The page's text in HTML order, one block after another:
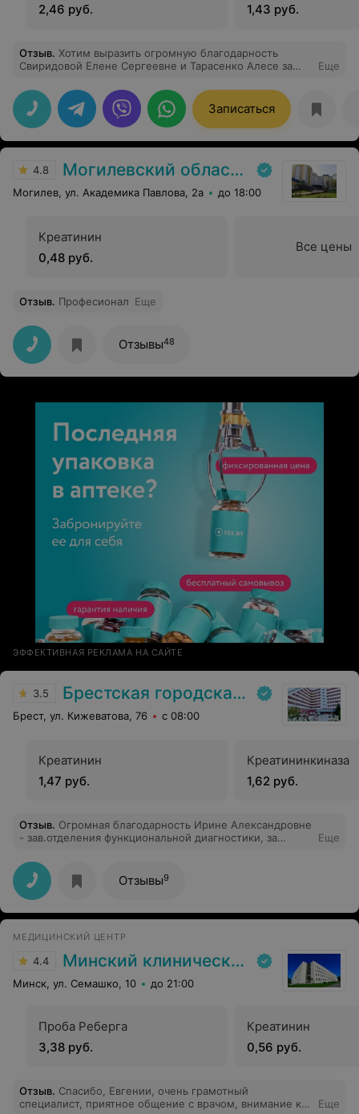
пожелать процветания!!!
2,46 руб. 1,43 руб.
Отзыв. Хотим выразить огромную благодарность
Свиридовой Елене Сергеевне и Тарасенко Алесе за
истерики боялась делать анестезию. Но Елена
Сергеевна смогла сделать невозможное! Дочка после
этого сказала (было то совсем не больно), что доктору
можно вручить Оскар!) Огромное спасибо, вы лучшие!
Еще
Записаться
4.8 Могилевский областной онкологический диспансер
Могилев, ул. Академика Павлова, 2а до 18:00
Креатинин
0,48 руб.
Все цены
Отзыв. Професионал Еще
Отзывы48
ЭФФЕКТИВНАЯ РЕКЛАМА НА САЙТЕ
3.5 Брестская городская больница № 1
Брест, ул. Кижеватова, 76 с 08:00
Креатинин
1,47 руб.
Креатининкиназа
1,62 руб.
Отзыв. Огромная благодарность Ирине Александровне
- зав.отделения функциональной диагностики, за
разъяснение процедуры и её результатов. В абсолютно
позитивной атмосфере. Спасибо и успехов по жизни
Вам, Ирина Александровна.
Еще
Отзывы9
МЕДИЦИНСКИЙ ЦЕНТР
4.4 Минский клинический консультативно-диагностический центр
Минск, ул. Семашко, 10 до 21:00
Проба Реберга
3,38 руб.
Креатинин
0,56 руб.
Отзыв. Спасибо, Евгении, очень грамотный
специалист, приятное общение с врачом, внимание к
Еще